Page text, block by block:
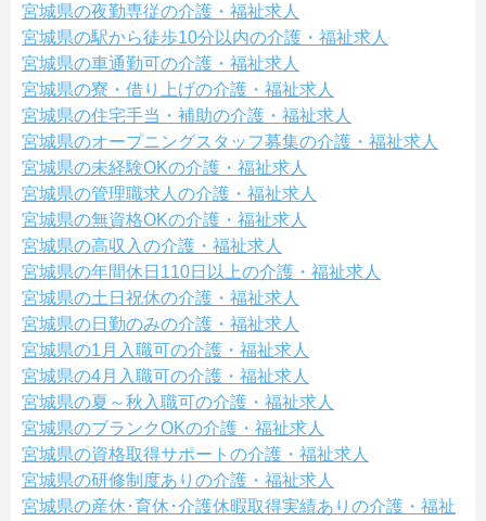
宮城県の夜勤専従の介護・福祉求人
宮城県の駅から徒歩10分以内の介護・福祉求人
宮城県の車通勤可の介護・福祉求人
宮城県の寮・借り上げの介護・福祉求人
宮城県の住宅手当・補助の介護・福祉求人
宮城県のオープニングスタッフ募集の介護・福祉求人
宮城県の未経験OKの介護・福祉求人
宮城県の管理職求人の介護・福祉求人
宮城県の無資格OKの介護・福祉求人
宮城県の高収入の介護・福祉求人
宮城県の年間休日110日以上の介護・福祉求人
宮城県の土日祝休の介護・福祉求人
宮城県の日勤のみの介護・福祉求人
宮城県の1月入職可の介護・福祉求人
宮城県の4月入職可の介護・福祉求人
宮城県の夏～秋入職可の介護・福祉求人
宮城県のブランクOKの介護・福祉求人
宮城県の資格取得サポートの介護・福祉求人
宮城県の研修制度ありの介護・福祉求人
宮城県の産休･育休･介護休暇取得実績ありの介護・福祉